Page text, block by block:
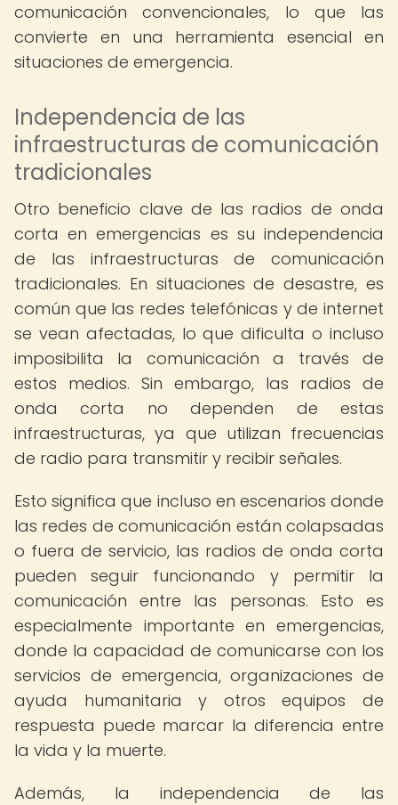
comunicación convencionales, lo que las
convierte en una herramienta esencial en
situaciones de emergencia.
Independencia de las
infraestructuras de comunicación
tradicionales
Otro beneficio clave de las radios de onda
corta en emergencias es su independencia
de las infraestructuras de comunicación
tradicionales. En situaciones de desastre, es
común que las redes telefónicas y de internet
se vean afectadas, lo que dificulta o incluso
imposibilita la comunicación a través de
estos medios. Sin embargo, las radios de
onda corta no dependen de estas
infraestructuras, ya que utilizan frecuencias
de radio para transmitir y recibir señales.
Esto significa que incluso en escenarios donde
las redes de comunicación están colapsadas
o fuera de servicio, las radios de onda corta
pueden seguir funcionando y permitir la
comunicación entre las personas. Esto es
especialmente importante en emergencias,
donde la capacidad de comunicarse con los
servicios de emergencia, organizaciones de
ayuda humanitaria y otros equipos de
respuesta puede marcar la diferencia entre
la vida y la muerte.
Además, la independencia de las